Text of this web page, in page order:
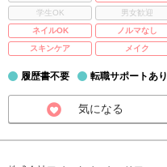
学生OK
男女歓迎
ネイルOK
ノルマなし
スキンケア
メイク
履歴書不要 転職サポートあり
気になる